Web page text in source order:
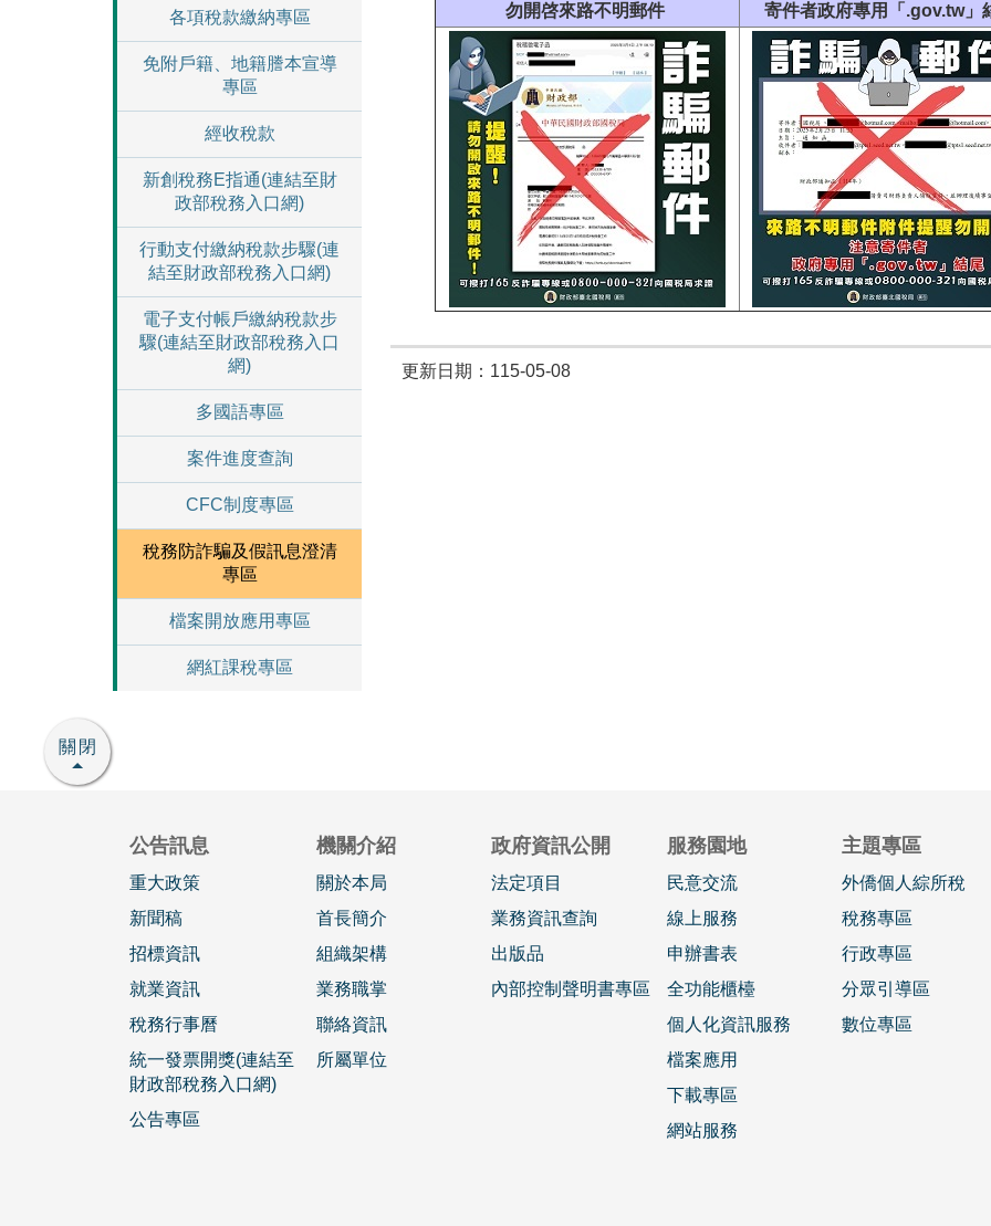
各項稅款繳納專區
免附戶籍、地籍謄本宣導
專區
經收稅款
新創稅務E指通(連結至財
政部稅務入口網)
行動支付繳納稅款步驟(連
結至財政部稅務入口網)
電子支付帳戶繳納稅款步
驟(連結至財政部稅務入口
網)
多國語專區
案件進度查詢
CFC制度專區
稅務防詐騙及假訊息澄清
專區
檔案開放應用專區
網紅課稅專區
勿開啓來路不明郵件 寄件者政府專用「.gov.tw」
更新日期：115-05-08
關閉
公告訊息
重大政策
新聞稿
招標資訊
就業資訊
稅務行事曆
統一發票開獎(連結至
財政部稅務入口網)
公告專區
機關介紹
關於本局
首長簡介
組織架構
業務職掌
聯絡資訊
所屬單位
政府資訊公開
法定項目
業務資訊查詢
出版品
內部控制聲明書專區
服務園地
民意交流
線上服務
申辦書表
全功能櫃檯
個人化資訊服務
檔案應用
下載專區
網站服務
主題專區
外僑個人綜所稅
稅務專區
行政專區
分眾引導區
數位專區